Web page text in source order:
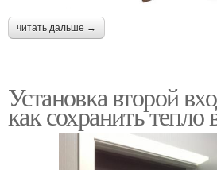
читать дальше →
Установка второй
как сохранить тепло